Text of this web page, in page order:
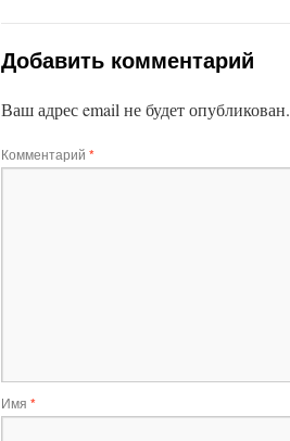
Добавить комментарий
Ваш адрес email не будет опубликован.
Комментарий *
Имя *